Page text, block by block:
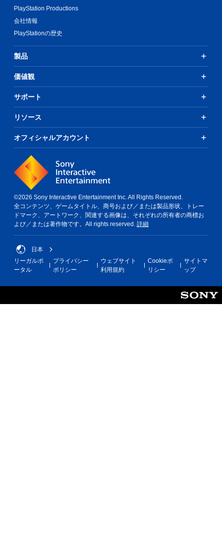
PlayStation Productions
会社情報
PlayStationの歴史
製品
価値観
サポート
リソース
オフィシャルアカウント
©2026 Sony Interactive Entertainment Inc. All Rights Reserved.
全コンテンツ、ゲームタイトル、商号および／または製品形状、トレー
ドマーク、アートワーク、関連する画像は、それぞれの所有者の商標お
よび／または著作物です。All rights reserved. 詳細
日本
リーガルポ
ータル
プライバシー
ポリシー
ウェブサイト
利用規約
Cookieポ
リシー
サイトマ
ップ